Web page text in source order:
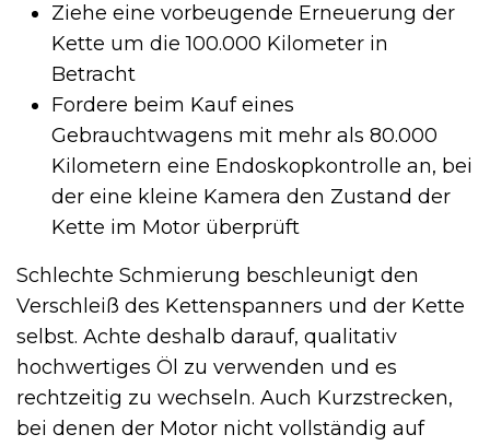
Ziehe eine vorbeugende Erneuerung der
Kette um die 100.000 Kilometer in
Betracht
Fordere beim Kauf eines
Gebrauchtwagens mit mehr als 80.000
Kilometern eine Endoskopkontrolle an, bei
der eine kleine Kamera den Zustand der
Kette im Motor überprüft
Schlechte Schmierung beschleunigt den
Verschleiß des Kettenspanners und der Kette
selbst. Achte deshalb darauf, qualitativ
hochwertiges Öl zu verwenden und es
rechtzeitig zu wechseln. Auch Kurzstrecken,
bei denen der Motor nicht vollständig auf